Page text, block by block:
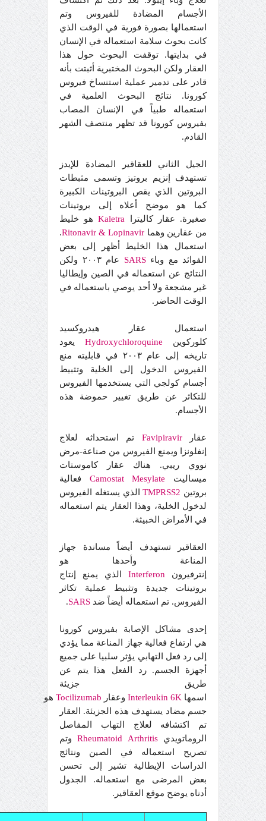
الأجسام المضادة للفيروس وتم
استعمالها بصورة فورية في الوقت الذي
كانت بحوث سلامة استعماله في الإنسان
في بدايتها. توقفت البحوث حول هذا
العقار ولكن البحوث المختبرية أثبتت بأنه
قادر على تدمير عملية استنساخ فيروس
كورونا. نتائج البحوث العلمية في
استعماله طبياً في الإنسان المصاب
بفيروس كورونا قد تظهر منتصف الشهر
القادم.
الجيل الثاني للعقاقير المضادة للإيدز
تستهدف إنزيم بروتيز وتسمى مثبطات
البروتين الذي يقص البروتينات الكبيرة
كما هو موضح أعلاه إلى بروتينات
صغيرة. عقار كاليترا Kaletraهو خليط
من عقارين وهما
Ritonavir & Lopinavir
.
استعمال هذا الخليط أظهر إلى بعض
الفوائد مع وباءSARS
عام ٢٠٠٣ ولكن
النتائج عن استعماله في الصين وإيطاليا
غير مشجعة ولا أحد يوصي باستعماله في
الوقت الحاضر.
استعمال عقار هيدروكسيد
كلوركوين Hydroxychloroquine يعود
تاريخه إلى عام ٢٠٠٣ في قابليته منع
الفيروس الدخول إلى الخلية وتثبيط
أجسام كولجي التي يستخدمها الفيروس
للتكاثر عن طريق تغيير حموضة هذه
الأجسام.
عقارFavipiravir تم استحداثه لعلاج
إنفلونزا ويمنع الفيروس من صناعة-مرض
نووي ريبي. هناك عقار كاموستات
ميساليت
Camostat Mesylate
فعالية
بروتين TMPRSS2الذي يستغله الفيروس
لدخول الخلية، وهذا العقار يتم استعماله
في الأمراض الخبيثة.
العقاقير تستهدف أيضاً مساندة جهاز
المناعة وأحدها هو
إنترفيرون Interferon الذي يمنع إنتاج
بروتينات جديدة وتثبيط عملية تكاثر
الفيروس. تم استعماله أيضاً ضد SARS
.
إحدى مشاكل الإصابة بفيروس كورونا
هي ارتفاع فعالية جهاز المناعة مما يؤدي
إلى رد فعل التهابي يؤثر سلبيا على جميع
أجهزة الجسم. رد الفعل هذا يتم عن
طريق جزيئة
اسمها
Interleukin 6K وعقار Tocilizumab هو
جسم مضاد يستهدف هذه الجزيئة. العقار
تم اكتشافه لعلاج التهاب المفاصل
الروماتويدي
Rheumatoid Arthritis
وتم
تصريح استعماله في الصين ونتائج
الدراسات الإيطالية تشير إلى تحسن
بعض المرضى مع استعماله. الجدول
أدناه يوضح موقع العقاقير.